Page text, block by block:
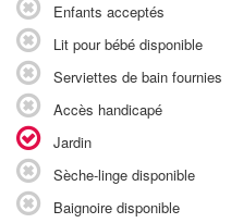
Enfants acceptés
Lit pour bébé disponible
Serviettes de bain fournies
Accès handicapé
Jardin
Sèche-linge disponible
Baignoire disponible